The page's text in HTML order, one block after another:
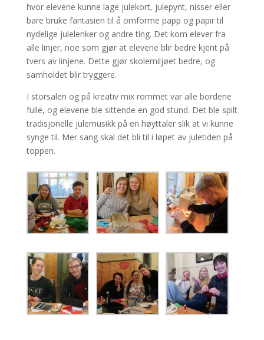
hvor elevene kunne lage julekort, julepynt, nisser eller
bare bruke fantasien til å omforme papp og papir til
nydelige julelenker og andre ting. Det kom elever fra
alle linjer, noe som gjør at elevene blir bedre kjent på
tvers av linjene. Dette gjør skolemiljøet bedre, og
samholdet blir tryggere.
I storsalen og på kreativ mix rommet var alle bordene
fulle, og elevene ble sittende en god stund. Det ble spilt
tradisjonelle julemusikk på en høyttaler slik at vi kunne
synge til. Mer sang skal det bli til i løpet av juletiden på
toppen.